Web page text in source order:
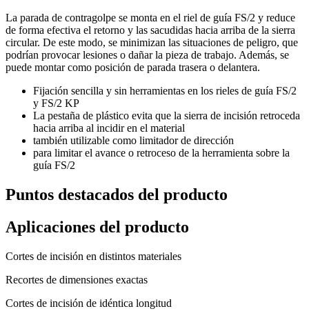
La parada de contragolpe se monta en el riel de guía FS/2 y reduce
de forma efectiva el retorno y las sacudidas hacia arriba de la sierra
circular. De este modo, se minimizan las situaciones de peligro, que
podrían provocar lesiones o dañar la pieza de trabajo. Además, se
puede montar como posición de parada trasera o delantera.
Fijación sencilla y sin herramientas en los rieles de guía FS/2
y FS/2 KP
La pestaña de plástico evita que la sierra de incisión retroceda
hacia arriba al incidir en el material
también utilizable como limitador de dirección
para limitar el avance o retroceso de la herramienta sobre la
guía FS/2
Puntos destacados del producto
Aplicaciones del producto
Cortes de incisión en distintos materiales
Recortes de dimensiones exactas
Cortes de incisión de idéntica longitud